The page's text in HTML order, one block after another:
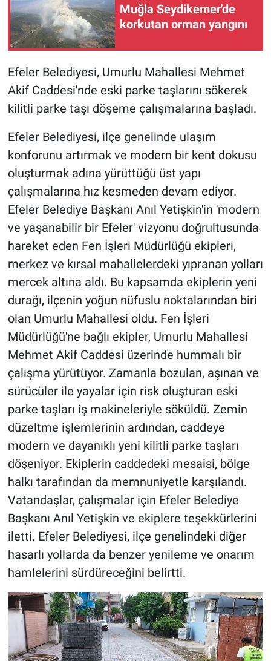
Muğla Seydikemer'de
korkutan orman yangını
Efeler Belediyesi, Umurlu Mahallesi Mehmet
Akif Caddesi'nde eski parke taşlarını sökerek
kilitli parke taşı döşeme çalışmalarına başladı.
Efeler Belediyesi, ilçe genelinde ulaşım
konforunu artırmak ve modern bir kent dokusu
oluşturmak adına yürüttüğü üst yapı
çalışmalarına hız kesmeden devam ediyor.
Efeler Belediye Başkanı Anıl Yetişkin'in 'modern
ve yaşanabilir bir Efeler' vizyonu doğrultusunda
hareket eden Fen İşleri Müdürlüğü ekipleri,
merkez ve kırsal mahallelerdeki yıpranan yolları
mercek altına aldı. Bu kapsamda ekiplerin yeni
durağı, ilçenin yoğun nüfuslu noktalarından biri
olan Umurlu Mahallesi oldu. Fen İşleri
Müdürlüğü'ne bağlı ekipler, Umurlu Mahallesi
Mehmet Akif Caddesi üzerinde hummalı bir
çalışma yürütüyor. Zamanla bozulan, aşınan ve
sürücüler ile yayalar için risk oluşturan eski
parke taşları iş makineleriyle söküldü. Zemin
düzeltme işlemlerinin ardından, caddeye
modern ve dayanıklı yeni kilitli parke taşları
döşeniyor. Ekiplerin caddedeki mesaisi, bölge
halkı tarafından da memnuniyetle karşılandı.
Vatandaşlar, çalışmalar için Efeler Belediye
Başkanı Anıl Yetişkin ve ekiplere teşekkürlerini
iletti. Efeler Belediyesi, ilçe genelindeki diğer
hasarlı yollarda da benzer yenileme ve onarım
hamlelerini sürdüreceğini belirtti.